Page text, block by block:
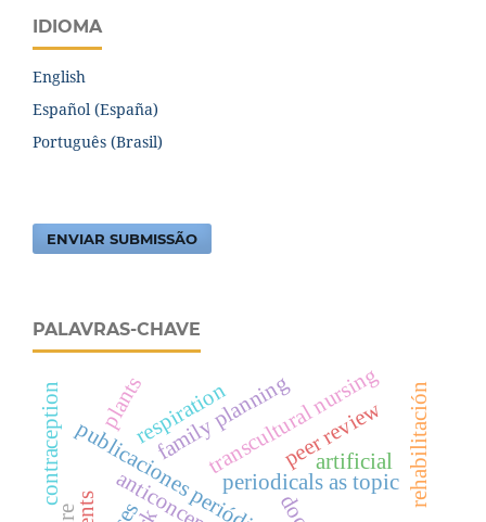
IDIOMA
English
Español (España)
Português (Brasil)
ENVIAR SUBMISSÃO
PALAVRAS-CHAVE
periodicals as topic
publicaciones periódicas c
transcultural nursing
family planning
contraception peer review
respiration rehabilitación
plants
artificial